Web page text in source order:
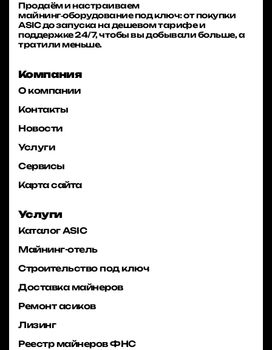
Продаём и настраиваем
майнинг‑оборудование под ключ: от покупки
ASIC до запуска на дешевом тарифе и
поддержке 24/7, чтобы вы добывали больше, а
тратили меньше.
Компания
О компании
Контакты
Новости
Услуги
Сервисы
Карта сайта
Услуги
Каталог ASIC
Майнинг-отель
Строительство под ключ
Доставка майнеров
Ремонт асиков
Лизинг
Реестр майнеров ФНС